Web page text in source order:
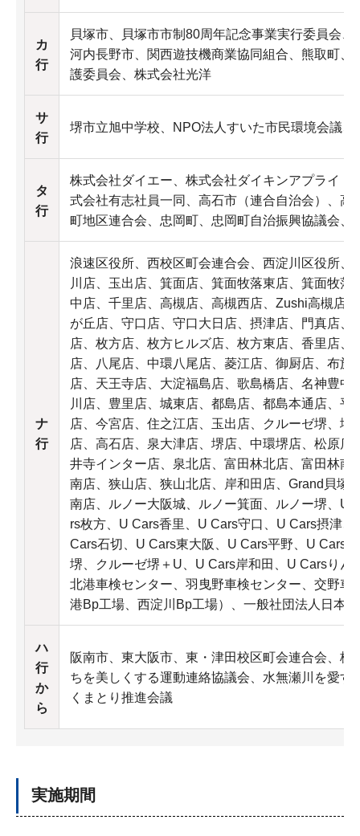
カ
行
貝塚市、貝塚市市制80周年記念事業実行委員会
河内長野市、関西遊技機商業協同組合、熊取町、
護委員会、株式会社光洋
サ
行
堺市立旭中学校、NPO法人すいた市民環境会議、
タ
行
株式会社ダイエー、株式会社ダイキンアプライド
式会社有志社員一同、高石市（連合自治会）、高
町地区連合会、忠岡町、忠岡町自治振興協議会、
ナ
行
浪速区役所、西校区町会連合会、西淀川区役所、
川店、玉出店、箕面店、箕面牧落東店、箕面牧落
中店、千里店、高槻店、高槻西店、Zushi高槻店
が丘店、守口店、守口大日店、摂津店、門真店、
店、枚方店、枚方ヒルズ店、枚方東店、香里店、
店、八尾店、中環八尾店、菱江店、御厨店、布施
店、天王寺店、大淀福島店、歌島橋店、名神豊中
川店、豊里店、城東店、都島店、都島本通店、平
店、今宮店、住之江店、玉出店、クルーゼ堺、堺
店、高石店、泉大津店、堺店、中環堺店、松原店
井寺インター店、泉北店、富田林北店、富田林南
南店、狭山店、狭山北店、岸和田店、Grand貝塚
南店、ルノー大阪城、ルノー箕面、ルノー堺、U
rs枚方、U Cars香里、U Cars守口、U Cars摂津
Cars石切、U Cars東大阪、U Cars平野、U Cars
堺、クルーゼ堺＋U、U Cars岸和田、U Carsりん
北港車検センター、羽曳野車検センター、交野車
港Bp工場、西淀川Bp工場）、一般社団法人日本
ハ
行
か
ら
阪南市、東大阪市、東・津田校区町会連合会、株
ちを美しくする運動連絡協議会、水無瀬川を愛す
くまとり推進会議
実施期間